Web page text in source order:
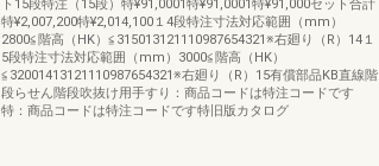
ト15段特注（15段）特¥91,0001特¥91,0001特¥91,000セット合計
特¥2,007,200特¥2,014,100１4段特注寸法対応範囲（mm）
2800≦階高（HK）≦315013121110987654321※右廻り（R）14１
5段特注寸法対応範囲（mm）3000≦階高（HK）
≦32001413121110987654321※右廻り（R）15有償部品KB直線階
段らせん階段吹抜け用手すり：商品コードは特注コードです
特：商品コードは特注コードです特旧版カタログ